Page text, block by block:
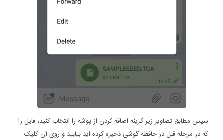
سپس مطابق تصاویر زیر گزینه اضافه کردن از پوشه را انتخاب کنید، فایل را
که در مرحله قبل در حافظه گوشی ذخیره کرده اید بیابید و روی آن کلیک